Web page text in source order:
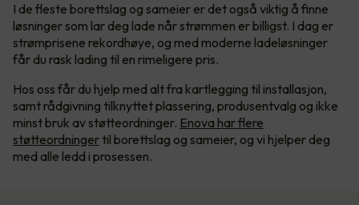
I de fleste borettslag og sameier er det også viktig å finne
løsninger som lar deg lade når strømmen er billigst. I dag er
strømprisene rekordhøye, og med moderne ladeløsninger
får du rask lading til en rimeligere pris.
Hos oss får du hjelp med alt fra kartlegging til installasjon,
samt rådgivning tilknyttet plassering, produsentvalg og ikke
minst bruk av støtteordninger. Enova har flere
støtteordninger til borettslag og sameier, og vi hjelper deg
med alle ledd i prosessen.